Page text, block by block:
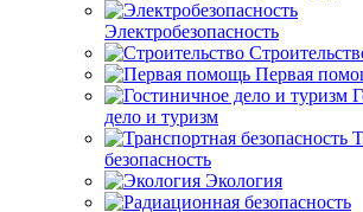
Электробезопасность
Первая
дело и туризм
безопасность
Экология